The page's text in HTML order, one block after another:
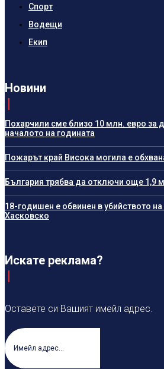
Спорт
Водещи
Екип
Новини
Похарчили сме близо 10 млн. евро за
началото на годината
Пожарът край Висока могила е
България трябва да отключи още 1,9
18-годишен е обвинен в убийството
Хасковско
Искате реклама?
Оставете си Вашият имейл адрес.